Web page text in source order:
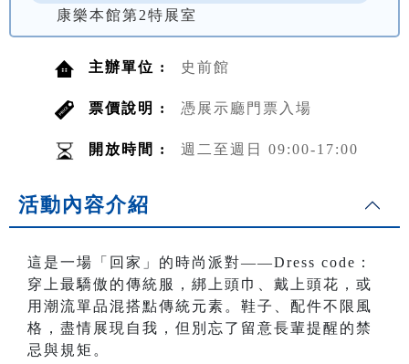
康樂本館第2特展室
主辦單位 : 史前館
票價說明 : 憑展示廳門票入場
開放時間 : 週二至週日 09:00-17:00
活動內容介紹
這是一場「回家」的時尚派對——Dress code：
穿上最驕傲的傳統服，綁上頭巾、戴上頭花，或
用潮流單品混搭點傳統元素。鞋子、配件不限風
格，盡情展現自我，但別忘了留意長輩提醒的禁
忌與規矩。